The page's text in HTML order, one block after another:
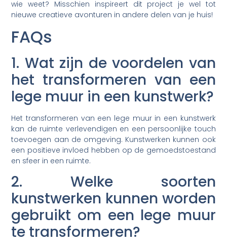
wie weet? Misschien inspireert dit project je wel tot
nieuwe creatieve avonturen in andere delen van je huis!
FAQs
1. Wat zijn de voordelen van
het transformeren van een
lege muur in een kunstwerk?
Het transformeren van een lege muur in een kunstwerk
kan de ruimte verlevendigen en een persoonlijke touch
toevoegen aan de omgeving. Kunstwerken kunnen ook
een positieve invloed hebben op de gemoedstoestand
en sfeer in een ruimte.
2. Welke soorten
kunstwerken kunnen worden
gebruikt om een lege muur
te transformeren?